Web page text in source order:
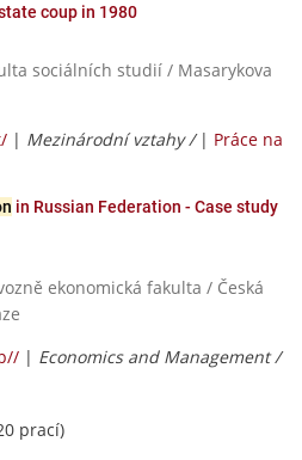
coup in 1980
sociálních studií / Masarykova
| Mezinárodní vztahy / | Práce na
in Russian Federation - Case study
ekonomická fakulta / Česká
| Economics and Management /
prací)